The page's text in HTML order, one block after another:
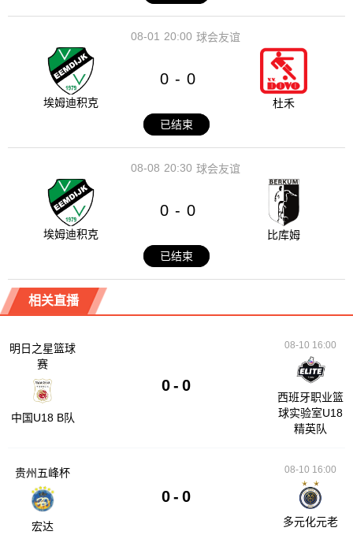
20:00
08-01 球会友谊
埃姆迪积克
0 - 0
杜禾
已结束
20:30
08-08 球会友谊
埃姆迪积克
0 - 0
比库姆
已结束
相关直播
明日之星篮球
赛
中国U18 B队
0 - 0
08-10 16:00
西班牙职业篮
球实验室U18
精英队
贵州五峰杯
宏达
0 - 0
08-10 16:00
多元化元老